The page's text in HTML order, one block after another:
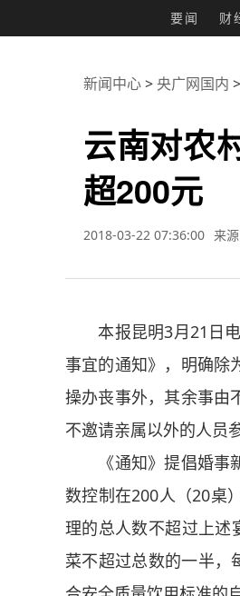
要闻 财
新闻中心>央广网国内 >
云南对农
超200元
2018-03-22 07:36:00 来
本报昆明3月21日电
事宜的通知》，明确除
操办丧事外，其余事由
不邀请亲属以外的人员
《通知》提倡婚事新
数控制在200人（20桌
理的总人数不超过上述
菜不超过总数的一半，